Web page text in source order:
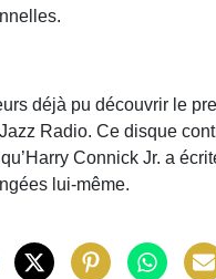
déjà pu découvrir le
Radio. Ce disque
Connick Jr. a
lui-même.